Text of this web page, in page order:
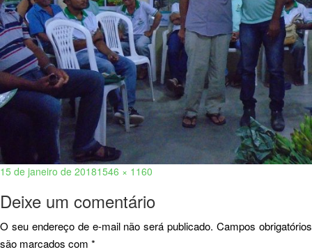
15 de janeiro de 20181546 × 1160
Deixe um comentário
O seu endereço de e-mail não será publicado. Campos obrigatórios
são marcados com *